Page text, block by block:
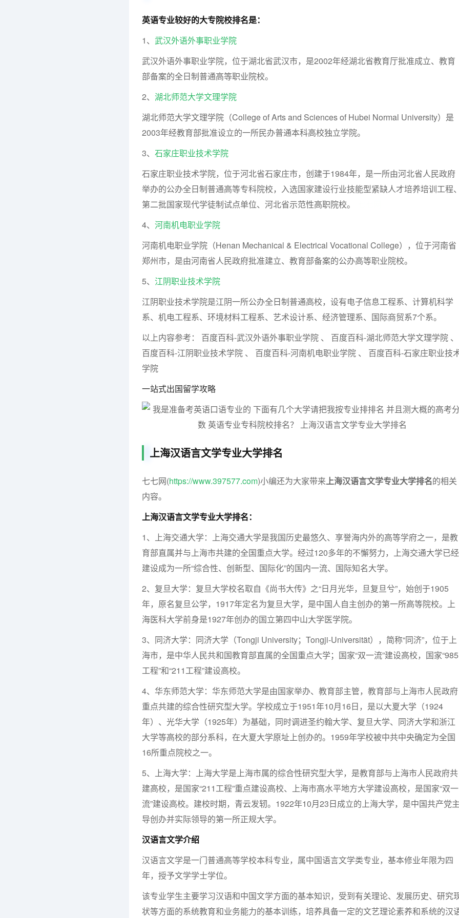
英语专业较好的大专院校排名是：
1、 武汉外语外事职业学院
武汉外语外事职业学院，位于湖北省武汉市，是2002年经湖北省教育厅批准成立、教育
部备案的全日制普通高等职业院校。
2、 湖北师范大学文理学院
湖北师范大学文理学院（College of Arts and Sciences of Hubei Normal University）是
2003年经教育部批准设立的一所民办普通本科高校独立学院。
3、 石家庄职业技术学院
石家庄职业技术学院，位于河北省石家庄市，创建于1984年，是一所由河北省人民政府
举办的公办全日制普通高等专科院校，入选国家建设行业技能型紧缺人才培养培训工程
第二批国家现代学徒制试点单位、河北省示范性高职院校。
4、 河南机电职业学院
河南机电职业学院（Henan Mechanical & Electrical Vocational College），位于河南省
郑州市，是由河南省人民政府批准建立、教育部备案的公办高等职业院校。
5、 江阴职业技术学院
江阴职业技术学院是江阴一所公办全日制普通高校，设有电子信息工程系、计算机科学
系、机电工程系、环境材料工程系、艺术设计系、经济管理系、国际商贸系7个系。
以上内容参考： 百度百科-武汉外语外事职业学院 、 百度百科-湖北师范大学文理学院 、
百度百科-江阴职业技术学院 、 百度百科-河南机电职业学院 、 百度百科-石家庄职业技
学院
一站式出国留学攻略
上海汉语言文学专业大学排名
七七网(https://www.397577.com)小编还为大家带来上海汉语言文学专业大学排名的相关
内容。
上海汉语言文学专业大学排名：
1、上海交通大学：上海交通大学是我国历史最悠久、享誉海内外的高等学府之一，是教
育部直属并与上海市共建的全国重点大学。经过120多年的不懈努力，上海交通大学已经
建设成为一所“综合性、创新型、国际化”的国内一流、国际知名大学。
2、复旦大学：复旦大学校名取自《尚书大传》之“日月光华，旦复旦兮”，始创于1905
年，原名复旦公学，1917年定名为复旦大学，是中国人自主创办的第一所高等院校。上
海医科大学前身是1927年创办的国立第四中山大学医学院。
3、同济大学：同济大学（Tongji University；Tongji-Universität），简称“同济”，位于上
海市，是中华人民共和国教育部直属的全国重点大学；国家“双一流”建设高校，国家“985
工程”和“211工程”建设高校。
4、华东师范大学：华东师范大学是由国家举办、教育部主管，教育部与上海市人民政府
重点共建的综合性研究型大学。学校成立于1951年10月16日，是以大夏大学（1924
年）、光华大学（1925年）为基础，同时调进圣约翰大学、复旦大学、同济大学和浙江
大学等高校的部分系科，在大夏大学原址上创办的。1959年学校被中共中央确定为全国
16所重点院校之一。
5、上海大学：上海大学是上海市属的综合性研究型大学，是教育部与上海市人民政府共
建高校，是国家“211工程”重点建设高校、上海市高水平地方大学建设高校，是国家“双一
流”建设高校。建校时期，青云发轫。1922年10月23日成立的上海大学，是中国共产党
导创办并实际领导的第一所正规大学。
汉语言文学介绍
汉语言文学是一门普通高等学校本科专业，属中国语言文学类专业，基本修业年限为四
年，授予文学学士学位。
该专业学生主要学习汉语和中国文学方面的基本知识，受到有关理论、发展历史、研究
状等方面的系统教育和业务能力的基本训练，培养具备一定的文艺理论素养和系统的汉